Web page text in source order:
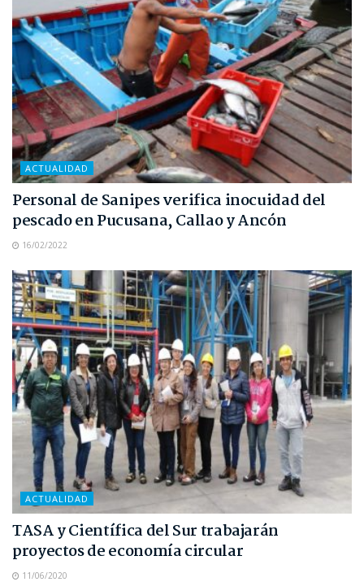
ACTUALIDAD
Personal de Sanipes verifica inocuidad del
pescado en Pucusana, Callao y Ancón
16/02/2022
ACTUALIDAD
TASA y Científica del Sur trabajarán
proyectos de economía circular
11/06/2020